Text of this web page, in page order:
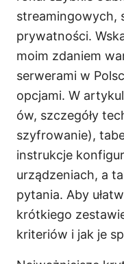
streamingowych,
prywatności.
moim zdaniem
serwerami w
opcjami. W
ów, szczegóły
szyfrowanie),
instrukcje
urządzeniach, a
pytania. Aby
krótkiego
kriteriów i jak je